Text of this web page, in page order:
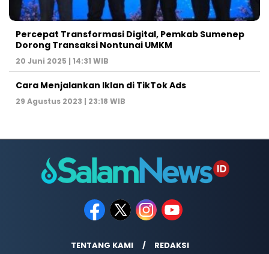
Percepat Transformasi Digital, Pemkab Sumenep
Dorong Transaksi Nontunai UMKM
20 Juni 2025 | 14:31 WIB
Cara Menjalankan Iklan di TikTok Ads
29 Agustus 2023 | 23:18 WIB
TENTANG KAMI REDAKSI